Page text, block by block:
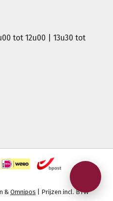
tot 12u00 | 13u30 tot
& Omnipos | Prijzen incl. BTW